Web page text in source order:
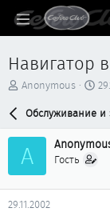
Навигатор
А
р
т
м
ы
Anonymous
Д
т
н
а
Обслуживание и
A Гость
29.11.2002